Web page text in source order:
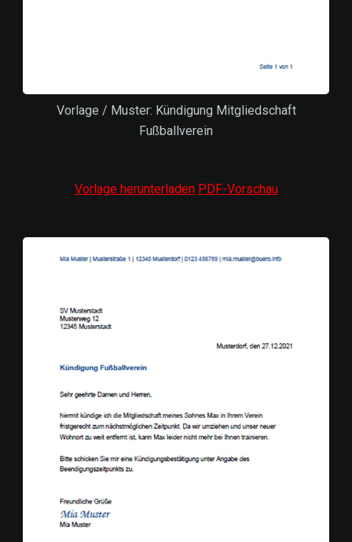
Vorlage / Muster: Kündigung Mitgliedschaft
Fußballverein
Vorlage herunterladen PDF-Vorschau